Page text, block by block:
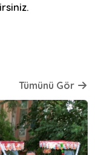
Tümünü Gör